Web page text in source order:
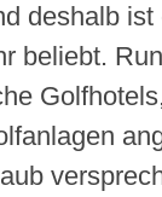
deshalb
beliebt.